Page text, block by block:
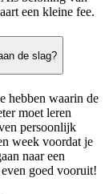
een kleine fee.
de slag?
hebben waarin de
moet leren
persoonlijk
week voordat je
naar een
goed vooruit!